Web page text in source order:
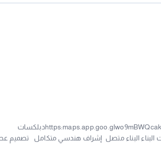
مـشـروع جـديـد بالـرامس للبيع دبـلكـسات بالرامس F موقع المشروعhttps:maps.app.goo.glwo9mBWQcakijVTLF9دبلكسات
اخـتيـار الـمخطط1مساحــة 300م بطنالسعر 1,400,000مواصفات البناء البناء متصل إشراف هندسي متكامل